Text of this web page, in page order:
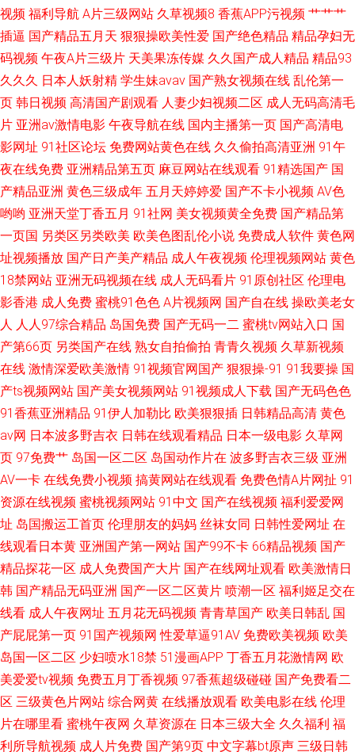
视频 福利导航 A片三级网站 久草视频8 香蕉APP污视频 艹艹艹
插逼 国产精品五月天 狠狠操欧美性爱 国产绝色精品 精品孕妇无
码视频 午夜A片三级片 天美果冻传媒 久久国产成人精品 精品93
久久久 日本人妖射精 学生妹avav 国产熟女视频在线 乱伦第一
页 韩日视频 高清国产剧观看 人妻少妇视频二区 成人无码高清毛
片 亚洲av激情电影 午夜导航在线 国内主播第一页 国产高清电
影网址 91社区论坛 免费网站黄色在线 久久偷拍高清亚洲 91午
夜在线免费 亚洲精品第五页 麻豆网站在线观看 91精选国产 国
产精品亚洲 黄色三级成年 五月天婷婷爱 国产不卡小视频 AV色
哟哟 亚洲天堂丁香五月 91社网 美女视频黄全免费 国产精品第
一页国 另类区另类欧美 欧美色图乱伦小说 免费成人软件 黄色网
址视频播放 国产日产美产精品 成人午夜视频 伦理视频网站 黄色
18禁网站 亚洲无码视频在线 成人无码看片 91原创社区 伦理电
影香港 成人免费 蜜桃91色色 A片视频网 国产自在线 操欧美老女
人 人人97综合精品 岛国免费 国产无码一二 蜜桃tv网站入口 国
产第66页 另类国产在线 熟女自拍偷拍 青青久视频 久草新视频
在线 激情深爱欧美激情 91视频官网国产 狠狠操-91 91我要操 国
产ts视频网站 国产美女视频网站 91视频成人下载 国产无码色色
91香蕉亚洲精品 91伊人加勒比 欧美狠狠插 日韩精品高清 黄色
av网 日本波多野吉衣 日韩在线观看精品 日本一级电影 久草网
页 97免费艹 岛国一区二区 岛国动作片在 波多野吉衣三级 亚洲
AV一卡 在线免费小视频 搞黄网站在线观看 免费色情A片网扯 91
资源在线视频 蜜桃视频网站 91中文 国产在线视频 福利爱爱网
址 岛国搬运工首页 伦理朋友的妈妈 丝袜女同 日韩性爱网址 在
线观看日本黄 亚洲国产第一网站 国产99不卡 66精品视频 国产
精品探花一区 成人免费国产大片 国产在线网址观看 欧美激情日
韩 国产精品无码亚洲 国产一区二区黄片 喷潮一区 福利姬足交在
线看 成人午夜网址 五月花无码视频 青青草国产 欧美日韩乱 国
产屁屁第一页 91国产视频网 性爱草逼91AV 免费欧美视频 欧美
岛国一区二区 少妇喷水18禁 51漫画APP 丁香五月花激情网 欧
美爱爱tv视频 免费五月丁香视频 97香蕉超级碰碰 国产免费看二
区 三级黄色片网站 综合网黄 在线播放观看 欧美电影在线 伦理
片在哪里看 蜜桃午夜网 久草资源在 日本三级大全 久久福利 福
利所导航视频 成人片免费 国产第9页 中文字幕bt原声 三级日韩